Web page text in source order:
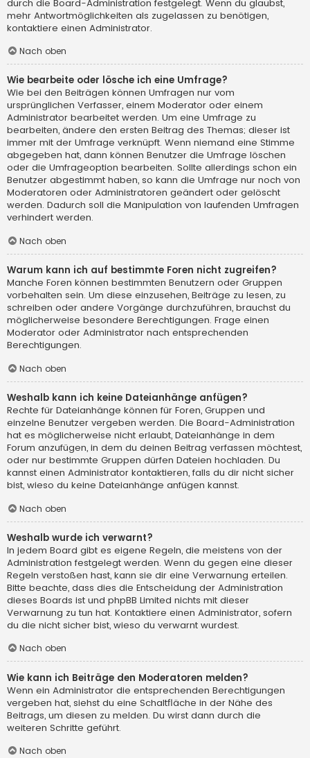
durch die Board-Administration festgelegt. Wenn du glaubst,
mehr Antwortmöglichkeiten als zugelassen zu benötigen,
kontaktiere einen Administrator.
Nach oben
Wie bearbeite oder lösche ich eine Umfrage?
Wie bei den Beiträgen können Umfragen nur vom
ursprünglichen Verfasser, einem Moderator oder einem
Administrator bearbeitet werden. Um eine Umfrage zu
bearbeiten, ändere den ersten Beitrag des Themas; dieser ist
immer mit der Umfrage verknüpft. Wenn niemand eine Stimme
abgegeben hat, dann können Benutzer die Umfrage löschen
oder die Umfrageoption bearbeiten. Sollte allerdings schon ein
Benutzer abgestimmt haben, so kann die Umfrage nur noch von
Moderatoren oder Administratoren geändert oder gelöscht
werden. Dadurch soll die Manipulation von laufenden Umfragen
verhindert werden.
Nach oben
Warum kann ich auf bestimmte Foren nicht zugreifen?
Manche Foren können bestimmten Benutzern oder Gruppen
vorbehalten sein. Um diese einzusehen, Beiträge zu lesen, zu
schreiben oder andere Vorgänge durchzuführen, brauchst du
möglicherweise besondere Berechtigungen. Frage einen
Moderator oder Administrator nach entsprechenden
Berechtigungen.
Nach oben
Weshalb kann ich keine Dateianhänge anfügen?
Rechte für Dateianhänge können für Foren, Gruppen und
einzelne Benutzer vergeben werden. Die Board-Administration
hat es möglicherweise nicht erlaubt, Dateianhänge in dem
Forum anzufügen, in dem du deinen Beitrag verfassen möchtest,
oder nur bestimmte Gruppen dürfen Dateien hochladen. Du
kannst einen Administrator kontaktieren, falls du dir nicht sicher
bist, wieso du keine Dateianhänge anfügen kannst.
Nach oben
Weshalb wurde ich verwarnt?
In jedem Board gibt es eigene Regeln, die meistens von der
Administration festgelegt werden. Wenn du gegen eine dieser
Regeln verstoßen hast, kann sie dir eine Verwarnung erteilen.
Bitte beachte, dass dies die Entscheidung der Administration
dieses Boards ist und phpBB Limited nichts mit dieser
Verwarnung zu tun hat. Kontaktiere einen Administrator, sofern
du die nicht sicher bist, wieso du verwarnt wurdest.
Nach oben
Wie kann ich Beiträge den Moderatoren melden?
Wenn ein Administrator die entsprechenden Berechtigungen
vergeben hat, siehst du eine Schaltfläche in der Nähe des
Beitrags, um diesen zu melden. Du wirst dann durch die
weiteren Schritte geführt.
Nach oben